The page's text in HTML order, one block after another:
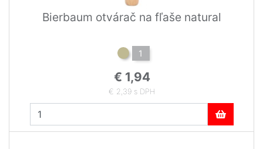
Bierbaum otvárač na fľaše natural
1
€ 1,94
€ 2,39 s DPH